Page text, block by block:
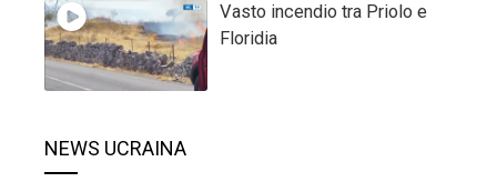
Vasto incendio tra Priolo e
Floridia
NEWS UCRAINA